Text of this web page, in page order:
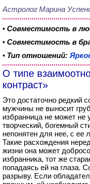
Астролог Марина
• Совместимость в
• Совместимость в
• Тип отношений:
О типе
контраст»
Это достаточно редкий
мужчины не выносит
избранница не может не
творческий, богемный
непонятен для нее, с ее
Такие расхождения
жизни она может
избранника, тот же
попадаясь ей на глаза.
разрыву. Если